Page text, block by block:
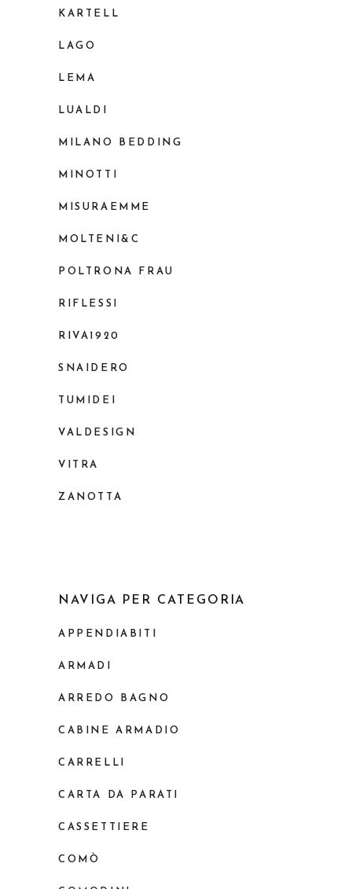
KARTELL
LAGO
LEMA
LUALDI
MILANO BEDDING
MINOTTI
MISURAEMME
MOLTENI&C
POLTRONA FRAU
RIFLESSI
RIVA1920
SNAIDERO
TUMIDEI
VALDESIGN
VITRA
ZANOTTA
NAVIGA PER CATEGORIA
APPENDIABITI
ARMADI
ARREDO BAGNO
CABINE ARMADIO
CARRELLI
CARTA DA PARATI
CASSETTIERE
COMÒ